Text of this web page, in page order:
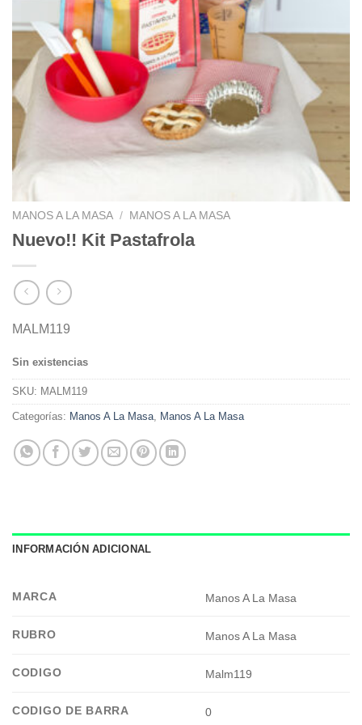
MANOS A LA MASA / MANOS A LA MASA
Nuevo!! Kit Pastafrola
MALM119
Sin existencias
SKU: MALM119
Categorías: Manos A La Masa, Manos A La Masa
INFORMACIÓN ADICIONAL
MARCA Manos A La Masa
RUBRO Manos A La Masa
CODIGO Malm119
CODIGO DE BARRA 0